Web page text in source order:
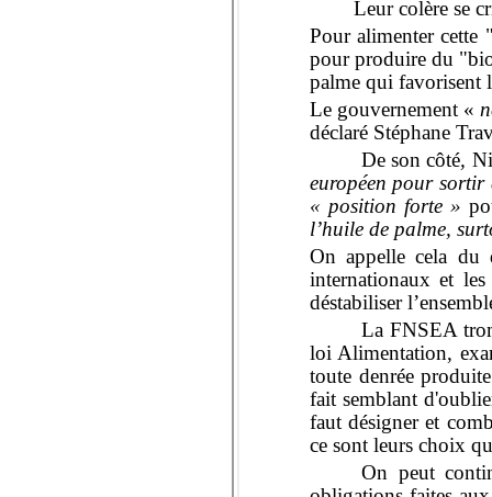
Leur colère se
Pour alimenter cette
pour produire du "
palme qui favorisent
Le gouvernement «
déclaré Stéphane
De son côté,
européen pour
« position forte »
l’huile de palme,
On appelle cela du
internationaux et
déstabiliser
La FNSEA
loi Alimentation,
toute denrée
fait semblant
faut désigner et
ce sont leurs choix
On peut